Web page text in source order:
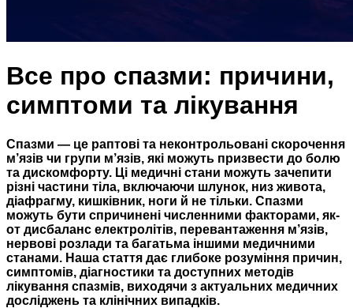
Все про спазми: причини,
симптоми та лікування
Спазми — це раптові та неконтрольовані скорочення
м’язів чи групи м’язів, які можуть призвести до болю
та дискомфорту. Ці медичні стани можуть зачепити
різні частини тіла, включаючи шлунок, низ живота,
діафрагму, кишківник, ноги й не тільки. Спазми
можуть бути спричинені численними факторами, як-
от дисбаланс електролітів, перевантаження м’язів,
нервові розлади та багатьма іншими медичними
станами. Наша стаття дає глибоке розуміння причин,
симптомів, діагностики та доступних методів
лікування спазмів, виходячи з актуальних медичних
досліджень та клінічних випадків.